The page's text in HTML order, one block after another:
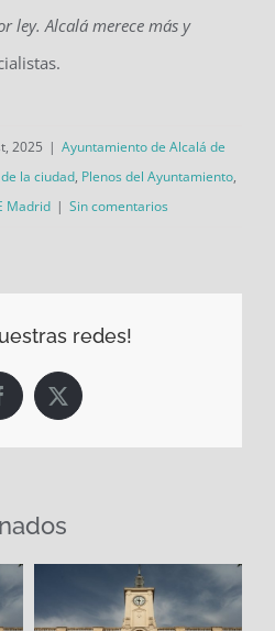
ley. Alcalá merece más y
2025 | Ayuntamiento de Alcalá de
la ciudad, Plenos del Ayuntamiento,
Madrid | Sin comentarios
redes!
X